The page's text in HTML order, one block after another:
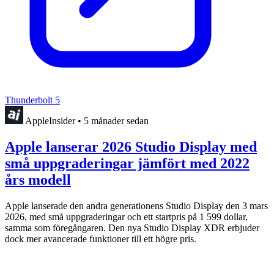
Thunderbolt 5
AppleInsider • 5 månader sedan
Apple lanserar 2026 Studio Display med
små uppgraderingar jämfört med 2022
års modell
Apple lanserade den andra generationens Studio Display den 3 mars
2026, med små uppgraderingar och ett startpris på 1 599 dollar,
samma som föregångaren. Den nya Studio Display XDR erbjuder
dock mer avancerade funktioner till ett högre pris.